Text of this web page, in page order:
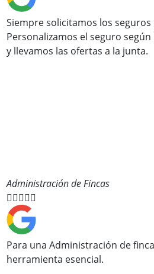
Siempre solicitamos los
Personalizamos el seguro
y llevamos las ofertas a la junta.
Administración de Fincas

Para una Administración de
herramienta esencial.